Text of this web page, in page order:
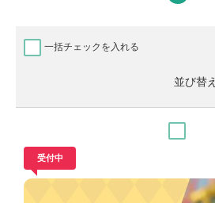
一括チェックを入れる
並び替え
受付中